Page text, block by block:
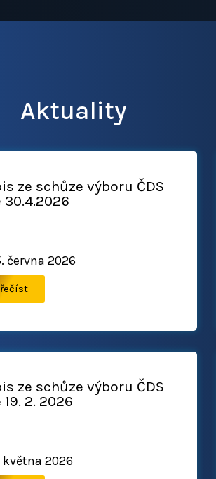
Aktuality
ze schůze výboru ČDS
30.4.2026
června 2026
ze schůze výboru ČDS
19. 2. 2026
května 2026